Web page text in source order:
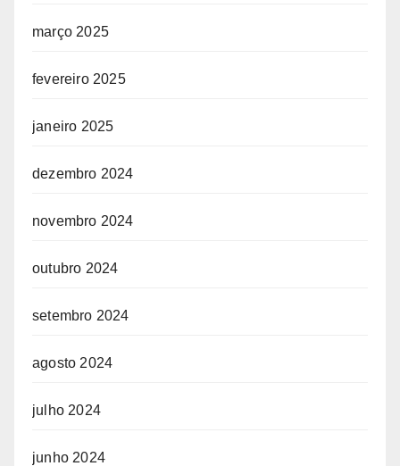
março 2025
fevereiro 2025
janeiro 2025
dezembro 2024
novembro 2024
outubro 2024
setembro 2024
agosto 2024
julho 2024
junho 2024